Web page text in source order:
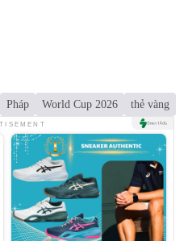
Pháp World Cup 2026 thẻ vàng